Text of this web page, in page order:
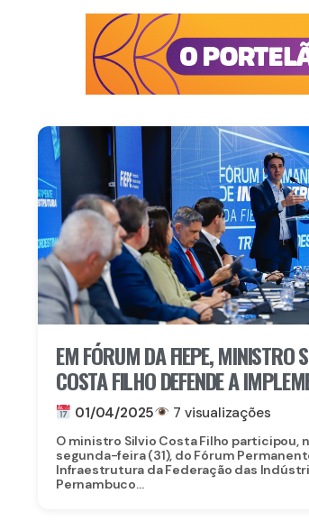
EM FÓRUM DA FIEPE, MINISTRO
COSTA FILHO DEFENDE A
DA HIDROVIA DO SÃO FRANCISCO
NOVO RAMAL DE TRANSPORTE
01/04/2025 7 visualizações
O ministro Silvio Costa Filho participou,
segunda-feira (31), do Fórum
Infraestrutura da Federação das
Pernambuco...